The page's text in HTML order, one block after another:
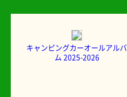
キャンピングカーオールアルバ
ム 2025-2026